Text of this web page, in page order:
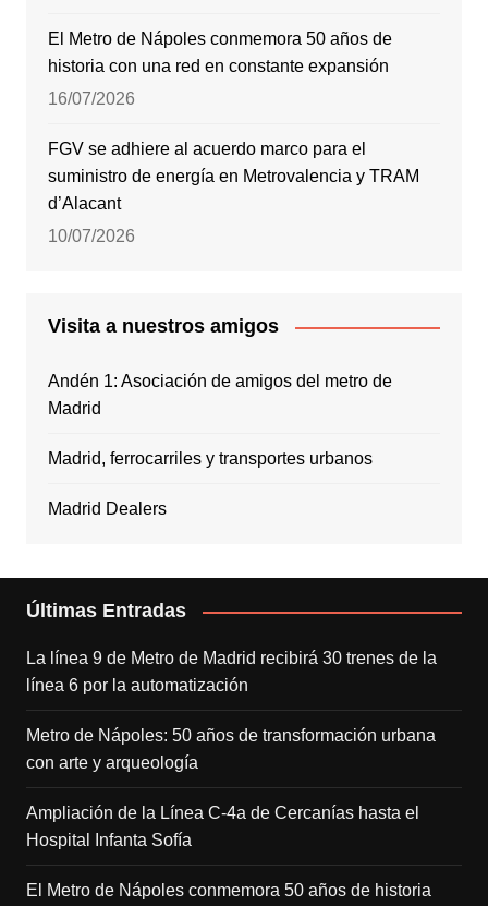
El Metro de Nápoles conmemora 50 años de
historia con una red en constante expansión
16/07/2026
FGV se adhiere al acuerdo marco para el
suministro de energía en Metrovalencia y TRAM
d’Alacant
10/07/2026
Visita a nuestros amigos
Andén 1: Asociación de amigos del metro de
Madrid
Madrid, ferrocarriles y transportes urbanos
Madrid Dealers
Últimas Entradas
La línea 9 de Metro de Madrid recibirá 30 trenes de la
línea 6 por la automatización
Metro de Nápoles: 50 años de transformación urbana
con arte y arqueología
Ampliación de la Línea C-4a de Cercanías hasta el
Hospital Infanta Sofía
El Metro de Nápoles conmemora 50 años de historia